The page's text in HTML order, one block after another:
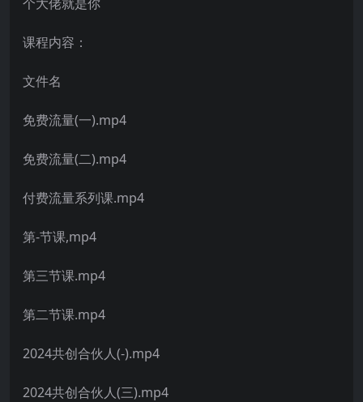
课程内容：
文件名
免费流量(一).mp4
免费流量(二).mp4
付费流量系列课.mp4
第-节课,mp4
第三节课.mp4
第二节课.mp4
2024共创合伙人(-).mp4
2024共创合伙人(三).mp4